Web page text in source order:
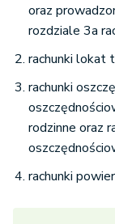
oraz
rozdziale 3a
rachunki lokat
rachunki
rodzinne oraz
rachunki